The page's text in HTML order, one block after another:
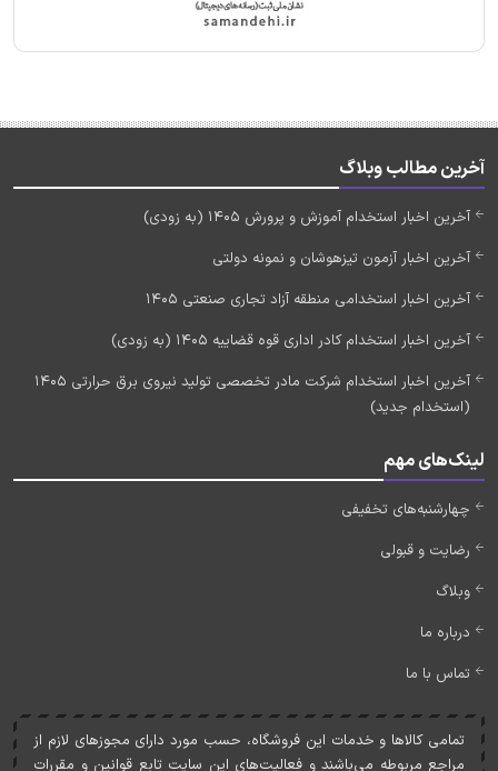
آخرین مطالب وبلاگ
آخرین اخبار استخدام آموزش و پرورش 1405 (به زودی)
آخرین اخبار آزمون تیزهوشان و نمونه دولتی
آخرین اخبار استخدامی منطقه آزاد تجاری صنعتی 1405
آخرین اخبار استخدام کادر اداری قوه قضاییه 1405 (به زودی)
آخرین اخبار استخدام شرکت مادر تخصصی تولید نیروی برق حرارتی 1405
(استخدام جدید)
لینک‌های مهم
چهارشنبه‌های تخفیفی
رضایت و قبولی
وبلاگ
درباره ما
تماس با ما
تمامی کالاها و خدمات اين فروشگاه، حسب مورد دارای مجوزهای لازم از
مراجع مربوطه می‌باشند و فعاليت‌های اين سايت تابع قوانين و مقررات